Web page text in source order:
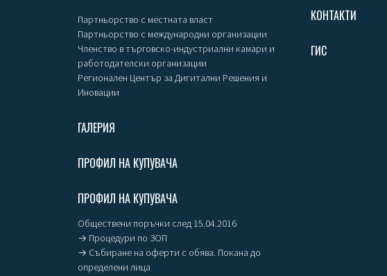
Партньорство с местната власт
Партньорство с международни организации
Членство в търговско-индустриални камари и
работодателски организации
Регионален Център за Дигитални Решения и
Иновации
ГАЛЕРИЯ
ПРОФИЛ НА КУПУВАЧА
ПРОФИЛ НА КУПУВАЧА
Обществени поръчки след 15.04.2016
→ Процедури по ЗОП
→ Събиране на оферти с обява. Покана до
определени лица
КОНТАКТИ
ГИС